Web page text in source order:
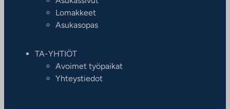
Lomakkeet
Asukasopas
TA-YHTIÖT
Avoimet työpaikat
Yhteystiedot